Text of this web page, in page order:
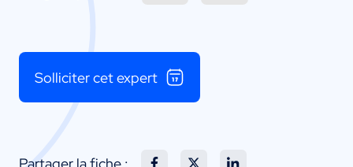
Solliciter cet expert
Partager la fiche :